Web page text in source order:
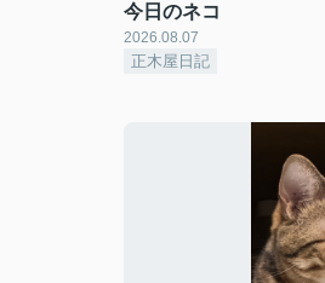
今日のネコ
2026.08.07
正木屋日記